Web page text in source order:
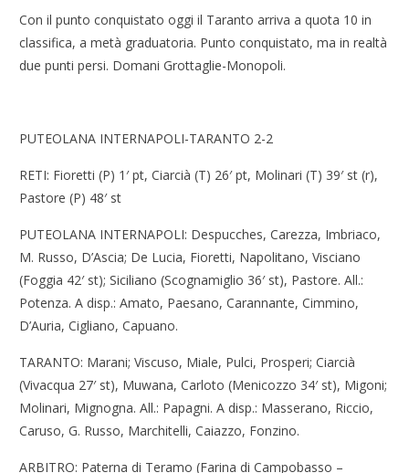
Con il punto conquistato oggi il Taranto arriva a quota 10 in
classifica, a metà graduatoria. Punto conquistato, ma in realtà
due punti persi. Domani Grottaglie-Monopoli.
PUTEOLANA INTERNAPOLI-TARANTO 2-2
RETI: Fioretti (P) 1′ pt, Ciarcià (T) 26′ pt, Molinari (T) 39′ st (r),
Pastore (P) 48′ st
PUTEOLANA INTERNAPOLI: Despucches, Carezza, Imbriaco,
M. Russo, D’Ascia; De Lucia, Fioretti, Napolitano, Visciano
(Foggia 42′ st); Siciliano (Scognamiglio 36′ st), Pastore. All.:
Potenza. A disp.: Amato, Paesano, Carannante, Cimmino,
D’Auria, Cigliano, Capuano.
TARANTO: Marani; Viscuso, Miale, Pulci, Prosperi; Ciarcià
(Vivacqua 27′ st), Muwana, Carloto (Menicozzo 34′ st), Migoni;
Molinari, Mignogna. All.: Papagni. A disp.: Masserano, Riccio,
Caruso, G. Russo, Marchitelli, Caiazzo, Fonzino.
ARBITRO: Paterna di Teramo (Farina di Campobasso –